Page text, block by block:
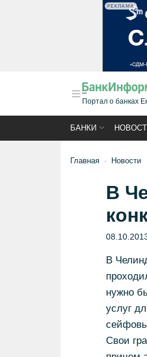
РЕКЛАМА
Портал о банках
БАНКИ
Главная Новости
В
В
нужно
услуг
Свои